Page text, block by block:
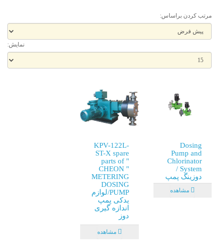
مرتب کردن براساس:
نمایش:
Dosing
Pump and
Chlorinator
System /
دوزینگ پمپ
مشاهده
KPV-122L-
ST-X spare
parts of "
CHEON "
METERING
DOSING
PUMP/لوازم
یدکی پمپ
اندازه گیری
دوز
مشاهده